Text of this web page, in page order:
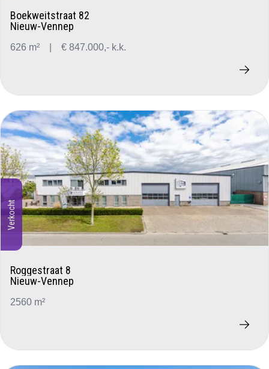
Boekweitstraat 82
Nieuw-Vennep
626 m² € 847.000,- k.k.
Verkocht
Roggestraat 8
Nieuw-Vennep
2560 m²